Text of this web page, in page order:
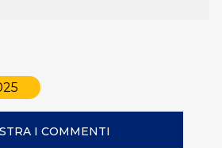
I COMMENTI